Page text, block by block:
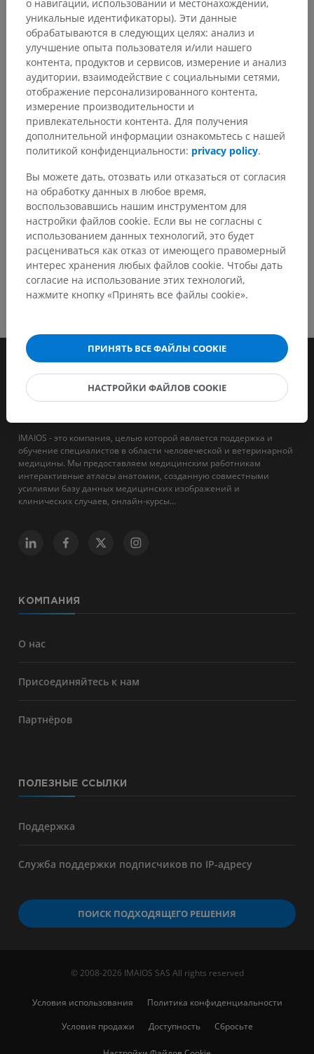
Заметили ошибку?
Не стесняйтесь предложить поправку, свою версию
перевода или решение по улучшению контента.
Сообщить об ошибке
СКАЧАТЬ ПРИЛОЖЕНИЕ
IMAIOS - это компания, целью которой является поддержка и
обучение специалистов в области человеческой и ветеринарной
медицины. Мы предоставляем медицинским работникам
интерактивные атласы анатомии, созданную совместными
усилиями базу данных медицинских изображений и
клинических случаев, онлайн-курсы...
КОМПАНИЯ
О нас
Присоединяйтесь к нам
Партнёров
ПОЛЕЗНЫЕ ССЫЛКИ
Поддержка
Служба поддержки подписчиков по IP-адресу
ПОИСК ПОДХОДЯЩЕГО РЕШЕНИЯ
© 2008-2026 IMAIOS SAS All rights reserved
Условия использования
Политика конфиденциальности
Условия продажи
Доступность Сбросьте
о навигации, использовании и местонахождении,
уникальные идентификаторы). Эти данные
обрабатываются в следующих целях: анализ и
улучшение опыта пользователя и/или нашего
контента, продуктов и сервисов, измерение и анализ
аудитории, взаимодействие с социальными сетями,
отображение персонализированного контента,
измерение производительности и
привлекательности контента. Для получения
дополнительной информации ознакомьтесь с нашей
политикой конфиденциальности: privacy policy.
Вы можете дать, отозвать или отказаться от согласия
на обработку данных в любое время,
воспользовавшись нашим инструментом для
настройки файлов cookie. Если вы не согласны с
использованием данных технологий, это будет
расцениваться как отказ от имеющего правомерный
интерес хранения любых файлов cookie. Чтобы дать
согласие на использование этих технологий,
нажмите кнопку «Принять все файлы cookie».
ПРИНЯТЬ ВСЕ ФАЙЛЫ COOKIE
НАСТРОЙКИ ФАЙЛОВ COOKIE